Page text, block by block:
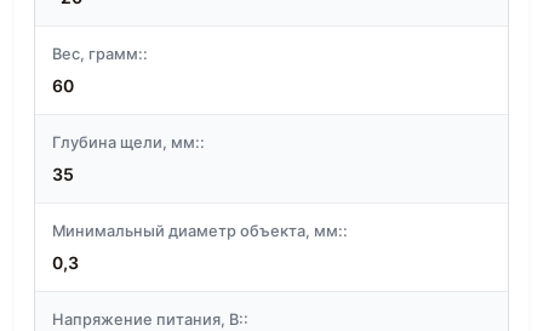
Вес, грамм::
60
Глубина щели, мм::
35
Минимальный диаметр объекта, мм::
0,3
Напряжение питания, В::